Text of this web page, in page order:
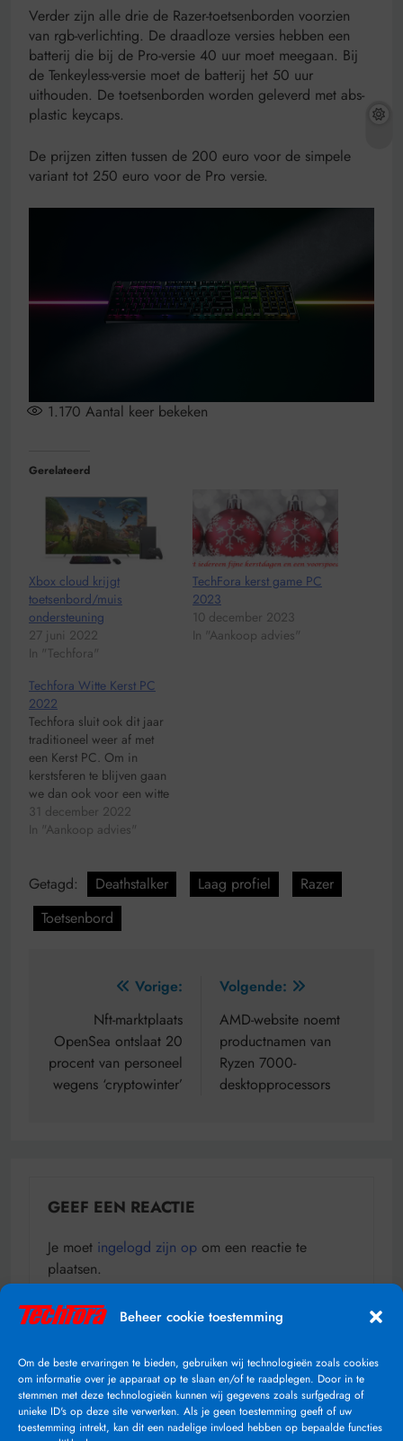
Beheer cookie toestemming
Om de beste ervaringen te bieden, gebruiken wij technologieën zoals cookies
om informatie over je apparaat op te slaan en/of te raadplegen. Door in te
stemmen met deze technologieën kunnen wij gegevens zoals surfgedrag of
unieke ID's op deze site verwerken. Als je geen toestemming geeft of uw
toestemming intrekt, kan dit een nadelige invloed hebben op bepaalde functies
Verder zijn alle drie de Razer-toetsenborden voorzien
van rgb-verlichting. De draadloze versies hebben een
batterij die bij de Pro-versie 40 uur moet meegaan. Bij
de Tenkeyless-versie moet de batterij het 50 uur
uithouden. De toetsenborden worden geleverd met abs-
plastic keycaps.
De prijzen zitten tussen de 200 euro voor de simpele
variant tot 250 euro voor de Pro versie.
1.170 Aantal keer bekeken
Gerelateerd
Xbox cloud krijgt
toetsenbord/muis
ondersteuning
27 juni 2022
In "Techfora"
TechFora kerst game PC
2023
10 december 2023
In "Aankoop advies"
Techfora Witte Kerst PC
2022
Techfora sluit ook dit jaar
traditioneel weer af met
een Kerst PC. Om in
kerstsferen te blijven gaan
we dan ook voor een witte
kerst PC met lekker veel
verlichting. Het afgelopen
met zijn nieuwe generatie
AM5-moederborden met
Ryzen 7000 cpu’s.…
31 december 2022
In "Aankoop advies"
Getagd: Deathstalker Laag profiel
Razer
Toetsenbord
Bericht
navigatie
Vorige:
Nft-marktplaats
OpenSea ontslaat 20
procent van personeel
wegens ‘cryptowinter’
Volgende:
AMD-website noemt
productnamen van
Ryzen 7000-
desktopprocessors
GEEF EEN REACTIE
Je moet ingelogd zijn op om een reactie te
plaatsen.
Bekijk hoe je reactie-gegevens worden verwerkt.